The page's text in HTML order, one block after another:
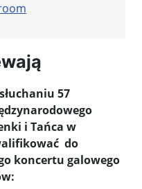
57
i Tańca w
do
koncertu galowego